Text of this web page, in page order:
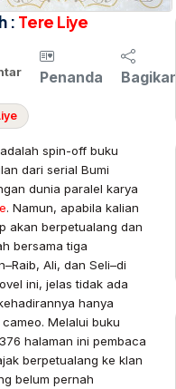
: Tere Liye
Penanda Bagikan
spin-off buku
dari serial Bumi
dunia paralel karya
. Namun, apabila kalian
akan berpetualang dan
bersama tiga
Ali, dan Seli–di
ini, jelas tidak ada
hanya
Melalui buku
halaman ini pembaca
berpetualang ke klan
belum pernah